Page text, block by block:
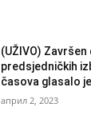
(UŽIVO)
predsjedničkih
časova glasalo
април 2, 2023